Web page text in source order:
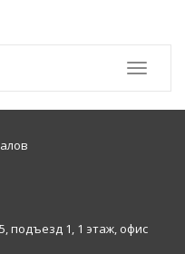
Toggle
подъезд 1, 1 этаж, офис